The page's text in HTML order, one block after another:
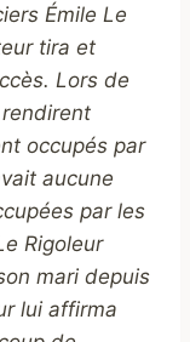
Émile Le
tira et
Lors de
occupés par
aucune
par les
Rigoleur
mari depuis
lui affirma